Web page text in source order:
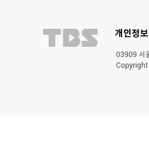
개인정
03909 서
Copyright